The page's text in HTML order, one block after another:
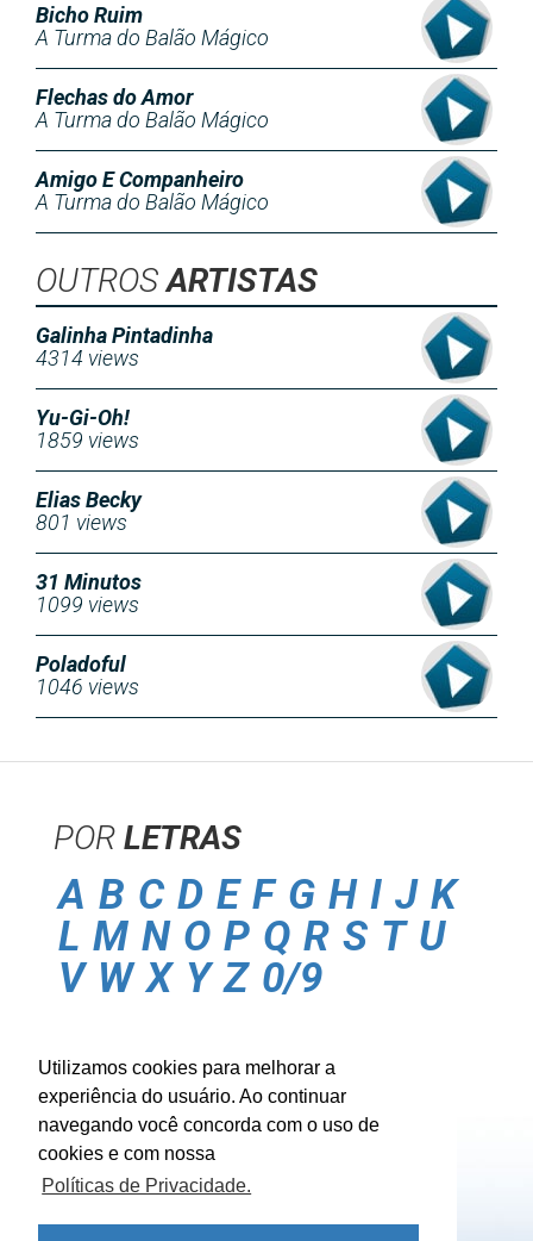
Utilizamos cookies para melhorar a
experiência do usuário. Ao continuar
navegando você concorda com o uso de
cookies e com nossa
Políticas de Privacidade.
Bicho Ruim
A Turma do Balão Mágico
Flechas do Amor
A Turma do Balão Mágico
Amigo E Companheiro
A Turma do Balão Mágico
OUTROSARTISTAS
Galinha Pintadinha
4314 views
Yu-Gi-Oh!
1859 views
Elias Becky
801 views
31 Minutos
1099 views
Poladoful
1046 views
POR LETRAS
A B C D E F G H I J K
L M N O P Q R S T U
V W X Y Z 0/9
POLITICA DEPRIVACIDADE
CONTATO
BUSCAMÚSICA
ENTRAR